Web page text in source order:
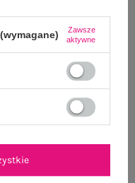
Zawsze
aktywne